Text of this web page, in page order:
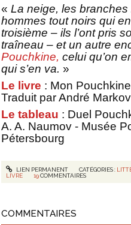
« La neige, les
hommes tout noirs qui
troisième – ils l’ont pris
traîneau – et un autre
Pouchkine, celui qu’on
qui s’en va. »
Le livre : Mon
Traduit par André
Le tableau : Duel
A. A. Naumov - Musée
Pétersbourg
LIEN PERMANENT CATÉGORIES :
LIVRE
19 COMMENTAIRES
COMMENTAIRES